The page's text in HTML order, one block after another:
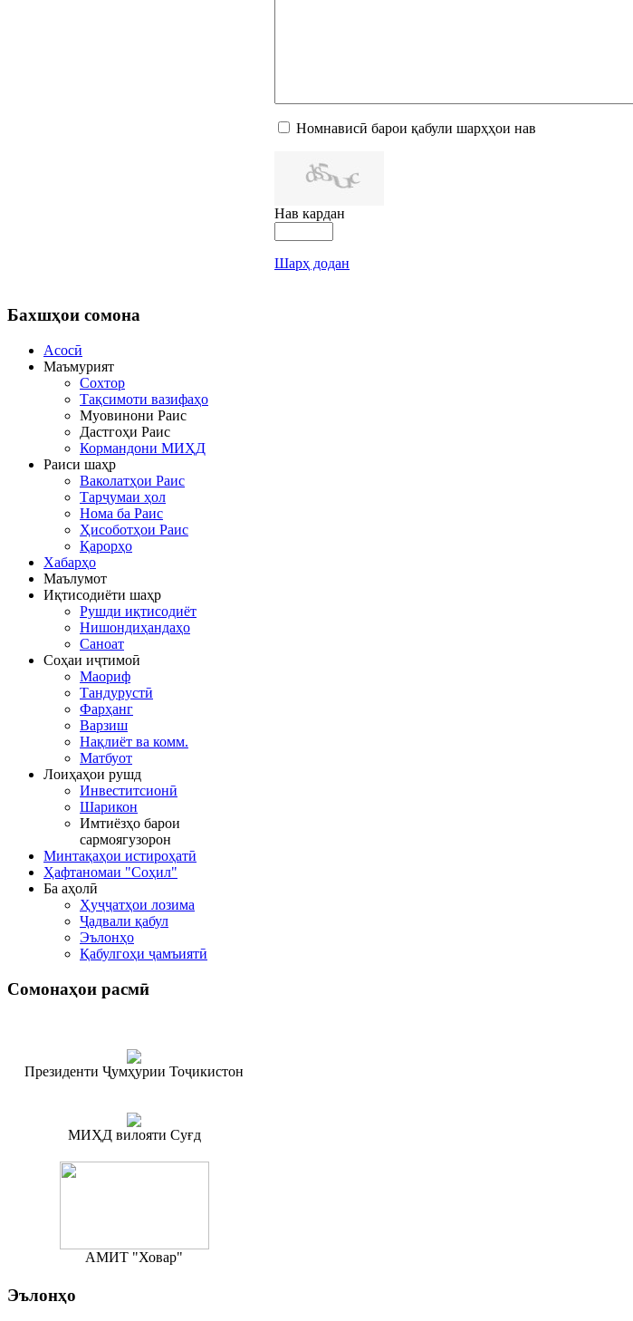
Номнависӣ барои қабули шарҳҳои нав
Нав кардан
Шарҳ додан
Бахшҳои сомона
Асосӣ
Маъмурият
Сохтор
Тақсимоти вазифаҳо
Муовинони Раис
Дастгоҳи Раис
Кормандони МИҲД
Раиси шаҳр
Ваколатҳои Раис
Тарҷумаи ҳол
Нома ба Раис
Ҳисоботҳои Раис
Қарорҳо
Хабарҳо
Маълумот
Иқтисодиёти шаҳр
Рушди иқтисодиёт
Нишондиҳандаҳо
Саноат
Соҳаи иҷтимоӣ
Маориф
Тандурустӣ
Фарҳанг
Варзиш
Нақлиёт ва комм.
Матбуот
Лоиҳаҳои рушд
Инвеститсионӣ
Шарикон
Имтиёзҳо барои
сармоягузорон
Минтақаҳои истироҳатӣ
Ҳафтаномаи "Соҳил"
Ба аҳолӣ
Ҳуҷҷатҳои лозима
Ҷадвали қабул
Эълонҳо
Қабулгоҳи ҷамъиятӣ
Сомонаҳои расмӣ
Президенти Ҷумҳурии Тоҷикистон
МИҲД вилояти Суғд
АМИТ "Ховар"
Эълонҳо